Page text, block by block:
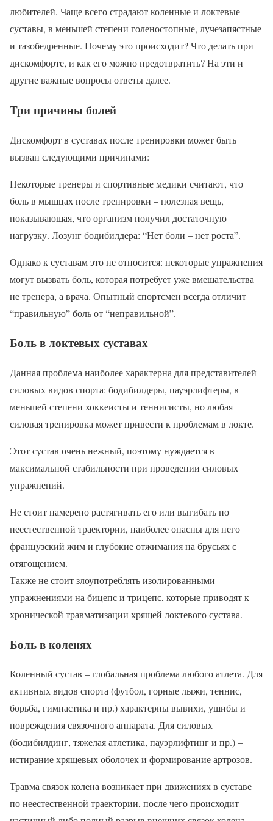
любителей. Чаще всего страдают коленные и локтевые
суставы, в меньшей степени голеностопные, лучезапястные
и тазобедренные. Почему это происходит? Что делать при
дискомфорте, и как его можно предотвратить? На эти и
другие важные вопросы ответы далее.
Три причины болей
Дискомфорт в суставах после тренировки может быть
вызван следующими причинами:
Некоторые тренеры и спортивные медики считают, что
боль в мышцах после тренировки – полезная вещь,
показывающая, что организм получил достаточную
нагрузку. Лозунг бодибилдера: “Нет боли – нет роста”.
Однако к суставам это не относится: некоторые упражнения
могут вызвать боль, которая потребует уже вмешательства
не тренера, а врача. Опытный спортсмен всегда отличит
“правильную” боль от “неправильной”.
Боль в локтевых суставах
Данная проблема наиболее характерна для представителей
силовых видов спорта: бодибилдеры, пауэрлифтеры, в
меньшей степени хоккеисты и теннисисты, но любая
силовая тренировка может привести к проблемам в локте.
Этот сустав очень нежный, поэтому нуждается в
максимальной стабильности при проведении силовых
упражнений.
Не стоит намерено растягивать его или выгибать по
неестественной траектории, наиболее опасны для него
французский жим и глубокие отжимания на брусьях с
отягощением.
Также не стоит злоупотреблять изолированными
упражнениями на бицепс и трицепс, которые приводят к
хронической травматизации хрящей локтевого сустава.
Боль в коленях
Коленный сустав – глобальная проблема любого атлета. Для
активных видов спорта (футбол, горные лыжи, теннис,
борьба, гимнастика и пр.) характерны вывихи, ушибы и
повреждения связочного аппарата. Для силовых
(бодибилдинг, тяжелая атлетика, пауэрлифтинг и пр.) –
истирание хрящевых оболочек и формирование артрозов.
Травма связок колена возникает при движениях в суставе
по неестественной траектории, после чего происходит